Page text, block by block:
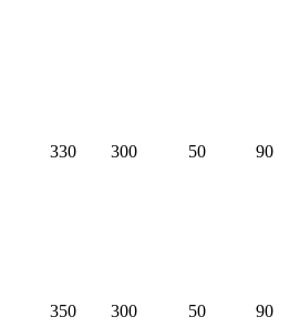
330 300 50 90
350 300 50 90